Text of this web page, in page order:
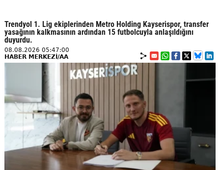
Trendyol 1. Lig ekiplerinden Metro Holding Kayserispor, transfer
yasağının kalkmasının ardından 15 futbolcuyla anlaşıldığını
duyurdu.
08.08.2026 05:47:00
HABER MERKEZİ/AA